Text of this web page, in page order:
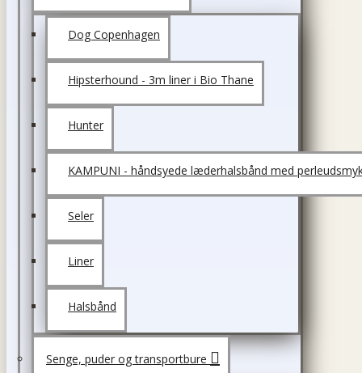
Dog Copenhagen
Hipsterhound - 3m liner i Bio Thane
Hunter
KAMPUNI - håndsyede læderhalsbånd med
Seler
Liner
Halsbånd
Senge, puder og transportbure